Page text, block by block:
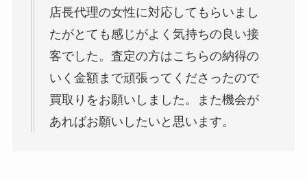
店長代理の女性に対応してもらいまし
たがとても感じがよく気持ちの良い接
客でした。査定の方はこちらの納得の
いく金額まで頑張ってくださったので
買取りをお願いしました。また機会が
あればお願いしたいと思います。